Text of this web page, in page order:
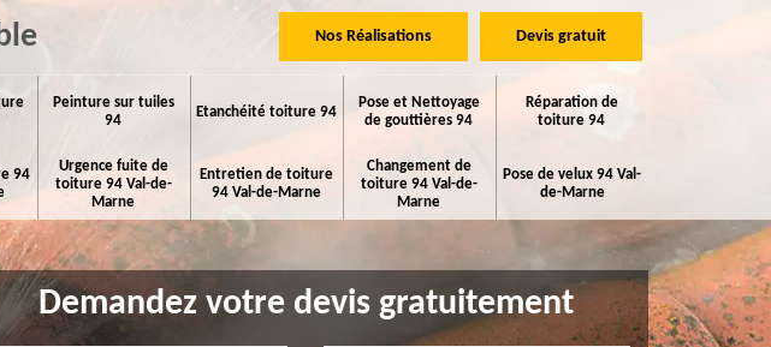
Nos Réalisations Devis gratuit
Peinture sur tuiles
94
Etanchéité toiture 94
Pose et Nettoyage
de gouttières 94
Réparation de
toiture 94
94
Urgence fuite de
toiture 94 Val-de-
Marne
Entretien de toiture
94 Val-de-Marne
Changement de
toiture 94 Val-de-
Marne
Pose de velux 94 Val-
de-Marne
Demandez votre devis gratuitement